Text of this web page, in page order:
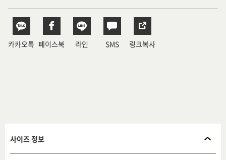
카카오톡 페이스북 라인 SMS 링크복사
사이즈 정보